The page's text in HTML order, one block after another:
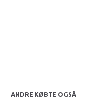
ANDRE KØBTE OGSÅ